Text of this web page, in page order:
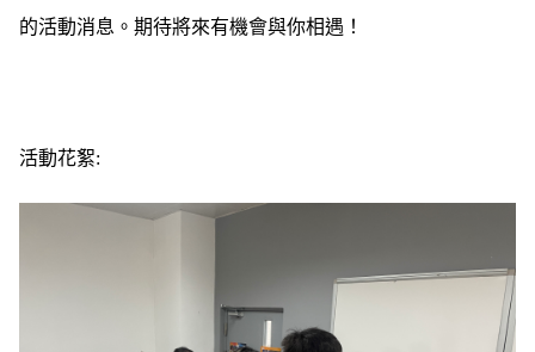
的活動消息。期待將來有機會與你相遇！
活動花絮: